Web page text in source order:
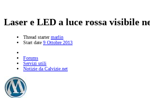
Laser e LED a luce rossa visibile
Thread starter marlin
Start date 9 Ottobre 2013
Forums
Servizi utili
Notizie da Calvizie.net